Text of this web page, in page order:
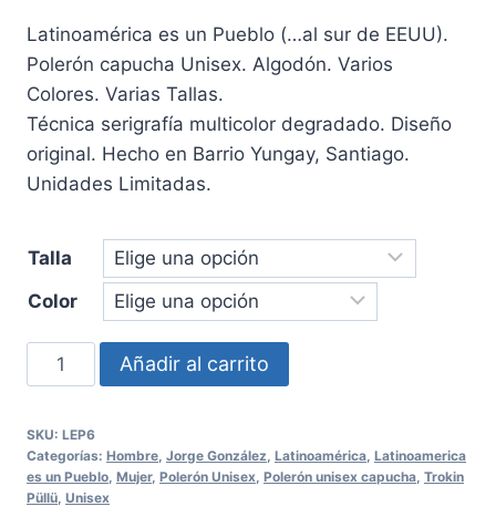
Latinoamérica es un Pueblo (…al sur de EEUU).
Polerón capucha Unisex. Algodón. Varios
Colores. Varias Tallas.
Técnica serigrafía multicolor degradado. Diseño
original. Hecho en Barrio Yungay, Santiago.
Unidades Limitadas.
Talla
Color
Polerón
capucha
es
un
Pueblo
Añadir al carrito
SKU: LEP6
Categorías: Hombre Jorge González Latinoamérica Latinoamerica
es un Pueblo Mujer, Polerón Unisex Polerón unisex capucha Trokin
Püllü Unisex